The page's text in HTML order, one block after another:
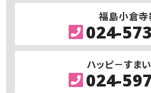
福島小倉寺
024-
ハッピ－すま
024-